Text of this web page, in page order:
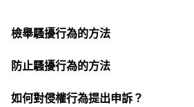
檢舉騷擾行為的方法
防止騷擾行為的方法
如何對侵權行為提出申訴？